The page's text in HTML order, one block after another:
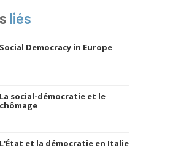
liés
Social Democracy in Europe
La social-démocratie et le
chômage
L'État et la démocratie en Italie